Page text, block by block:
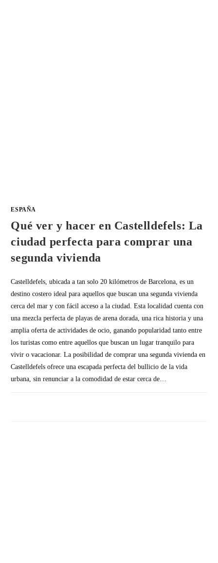
ESPAÑA
Qué ver y hacer en Castelldefels: La
ciudad perfecta para comprar una
segunda vivienda
Castelldefels, ubicada a tan solo 20 kilómetros de Barcelona, es un
destino costero ideal para aquellos que buscan una segunda vivienda
cerca del mar y con fácil acceso a la ciudad. Esta localidad cuenta con
una mezcla perfecta de playas de arena dorada, una rica historia y una
amplia oferta de actividades de ocio, ganando popularidad tanto entre
los turistas como entre aquellos que buscan un lugar tranquilo para
vivir o vacacionar. La posibilidad de comprar una segunda vivienda en
Castelldefels ofrece una escapada perfecta del bullicio de la vida
urbana, sin renunciar a la comodidad de estar cerca de…